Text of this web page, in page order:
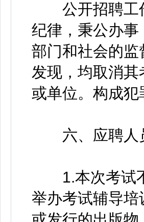
公开招聘工作
纪律，秉公办
部门和社会的
发现，均取消
或单位。构成
六、应聘人
1.本次考试不
举办考试辅导